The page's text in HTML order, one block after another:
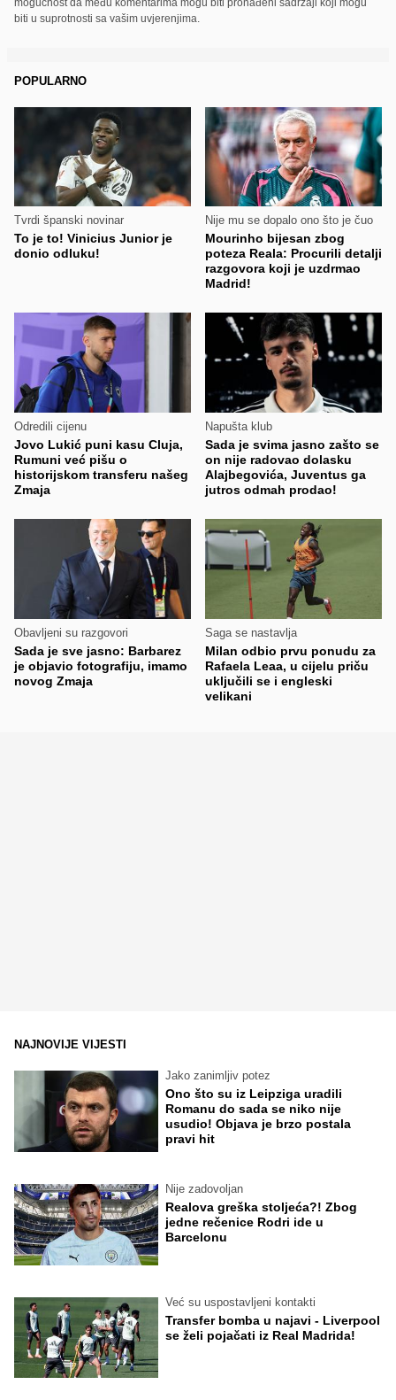
biti u suprotnosti sa vašim uvjerenjima.
POPULARNO
Tvrdi španski novinar
To je to! Vinicius Junior je
donio odluku!
Nije mu se dopalo ono što je čuo
Mourinho bijesan zbog
poteza Reala: Procurili detalji
razgovora koji je uzdrmao
Madrid!
Odredili cijenu
Jovo Lukić puni kasu Cluja,
Rumuni već pišu o
historijskom transferu našeg
Zmaja
Napušta klub
Sada je svima jasno zašto se
on nije radovao dolasku
Alajbegovića, Juventus ga
jutros odmah prodao!
Obavljeni su razgovori
Sada je sve jasno: Barbarez
je objavio fotografiju, imamo
novog Zmaja
Saga se nastavlja
Milan odbio prvu ponudu za
Rafaela Leaa, u cijelu priču
uključili se i engleski
velikani
NAJNOVIJE VIJESTI
Jako zanimljiv potez
Ono što su iz Leipziga uradili
Romanu do sada se niko nije
usudio! Objava je brzo postala
pravi hit
Nije zadovoljan
Realova greška stoljeća?! Zbog
jedne rečenice Rodri ide u
Barcelonu
Već su uspostavljeni kontakti
Transfer bomba u najavi - Liverpool
se želi pojačati iz Real Madrida!